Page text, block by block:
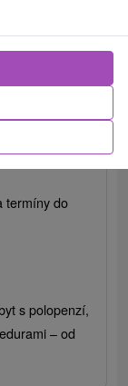
/noc/osoba
a síla
termíny do
s polopenzí,
– od